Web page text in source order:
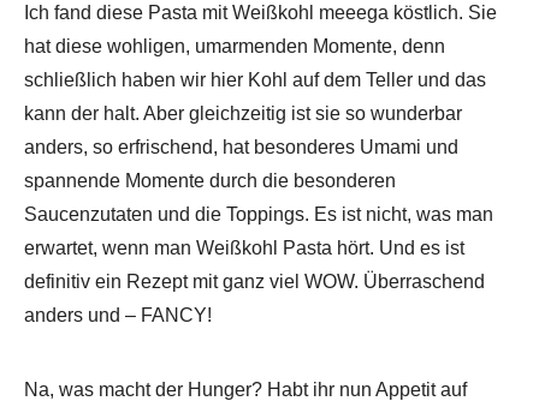
Ich fand diese Pasta mit Weißkohl meeega köstlich. Sie
hat diese wohligen, umarmenden Momente, denn
schließlich haben wir hier Kohl auf dem Teller und das
kann der halt. Aber gleichzeitig ist sie so wunderbar
anders, so erfrischend, hat besonderes Umami und
spannende Momente durch die besonderen
Saucenzutaten und die Toppings. Es ist nicht, was man
erwartet, wenn man Weißkohl Pasta hört. Und es ist
definitiv ein Rezept mit ganz viel WOW. Überraschend
anders und – FANCY!
Na, was macht der Hunger? Habt ihr nun Appetit auf